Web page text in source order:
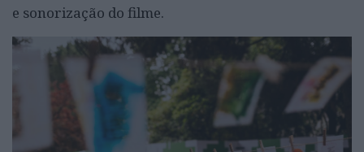
e sonorização do filme.